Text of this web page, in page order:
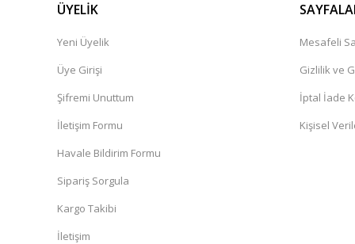
ÜYELİK
Yeni Üyelik
Üye Girişi
Şifremi Unuttum
İletişim Formu
Havale Bildirim Formu
Sipariş Sorgula
Kargo Takibi
İletişim
Mesafeli
Gizlilik ve
İptal İade
Kişisel